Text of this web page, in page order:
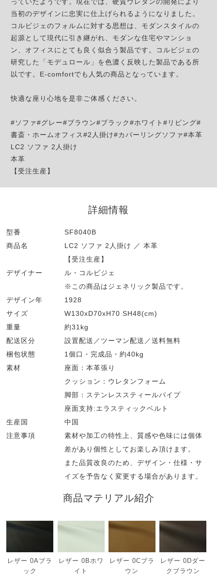
っていたようです。現在では、硬質ウレタンの開発により
当初のデザインに忠実に仕上げられるようになりました。
コルビジェのフォルムに対する思想は、モダンスタイルの
起源として現代に引き継がれ、モダンな住宅やマンショ
ン、オフィスにとても良く似合う製品です。コルビジェの
研究した「モデュロール」を色濃く反映した製品である所
以です。E-comfortでも人気の商品となっています。
快適な座り心地を是非ご体感ください。
#ソファ#グレー#ブラウン#ブラック#ホワイト#リビング#
書斎・ホームオフィス#2人掛け#カバーリングソファ#本革
LC2 ソファ 2人掛け
本革
【受注生産】
詳細情報
型番
SF8040B
商品名
LC2 ソファ 2人掛け ／ 本革
【受注生産】
デザイナー
ル・コルビジェ
※この商品はジェネリック製品です。
デザイン年
1928
サイズ
W130xD70xH70 SH48(cm)
重量
約31kg
配送区分
設置配送／ツーマン配送／送料無料
梱包状態
1個口・完成品・約40kg
素材
座面：本革張り
クッション：ウレタンフォーム
脚部：ステンレススティールパイプ
座面支持:エラスティックベルト
生産国
中国
注意事項
素材や加工の特性上、質感や色味には個体
差があり個性としてお楽しみ頂けます。
また品質改良のため、デザイン・仕様・サ
イズを予告なく変更する場合があります。
商品マテリアル紹介
レザー 0Aブラ
ック
レザー 0Bホワ
イト
レザー 0Cブラ
ウン
レザー 0Dダー
クブラウン